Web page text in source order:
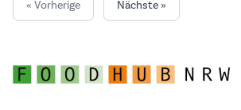
« Vorherige Nächste »